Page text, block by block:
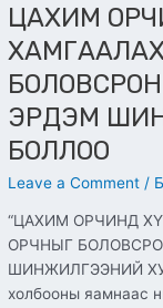
ЦАХИМ
ЭРДЭМ
БОЛЛОО
Leave a Comment /
“ЦАХИМ ОРЧИНД
ОРЧНЫГ
ШИНЖИЛГЭЭНИЙ
холбооны яамнаас
ХУРАЛ
БОЛЛОО